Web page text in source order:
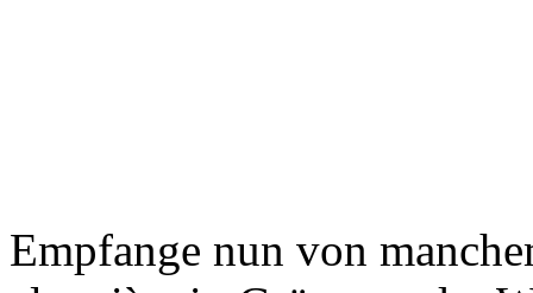
Empfange nun von